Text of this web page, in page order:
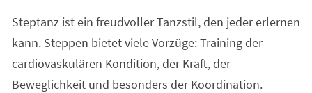
Steptanz ist ein freudvoller Tanzstil, den jeder erlernen
kann. Steppen bietet viele Vorzüge: Training der
cardiovaskulären Kondition, der Kraft, der
Beweglichkeit und besonders der Koordination.